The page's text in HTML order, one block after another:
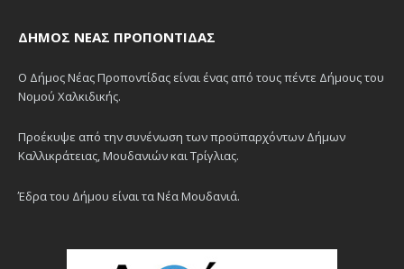
ΔΉΜΟΣ ΝΈΑΣ ΠΡΟΠΟΝΤΊΔΑΣ
Ο Δήμος Νέας Προποντίδας είναι ένας από τους πέντε Δήμους του
Νομού Χαλκιδικής.
Προέκυψε από την συνένωση των προϋπαρχόντων Δήμων
Καλλικράτειας, Μουδανιών και Τρίγλιας.
Έδρα του Δήμου είναι τα Νέα Μουδανιά.